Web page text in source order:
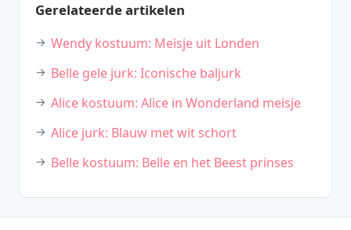
Gerelateerde artikelen
Wendy kostuum: Meisje uit Londen
Belle gele jurk: Iconische baljurk
Alice kostuum: Alice in Wonderland meisje
Alice jurk: Blauw met wit schort
Belle kostuum: Belle en het Beest prinses